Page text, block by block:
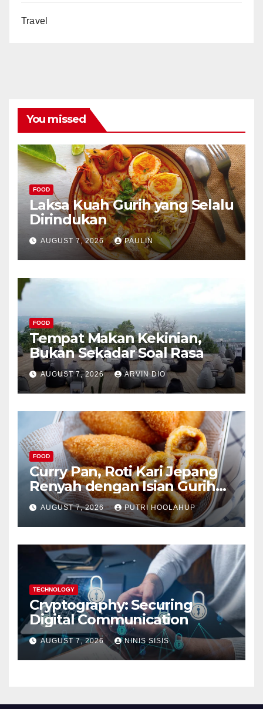
Travel
You missed
FOOD
Laksa Kuah Gurih yang Selalu
Dirindukan
AUGUST 7, 2026 PAULIN
FOOD
Tempat Makan Kekinian,
Bukan Sekadar Soal Rasa
AUGUST 7, 2026 ARVIN DIO
FOOD
Curry Pan, Roti Kari Jepang
Renyah dengan Isian Gurih
Menggoda
AUGUST 7, 2026 PUTRI HOOLAHUP
TECHNOLOGY
Cryptography: Securing
Digital Communication
AUGUST 7, 2026 NINIS SISIS